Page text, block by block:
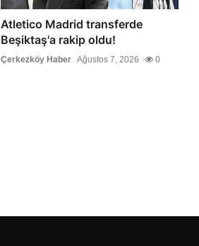
Atletico Madrid transferde
Beşiktaş'a rakip oldu!
Çerkezköy Haber Ağustos 7, 2026 0